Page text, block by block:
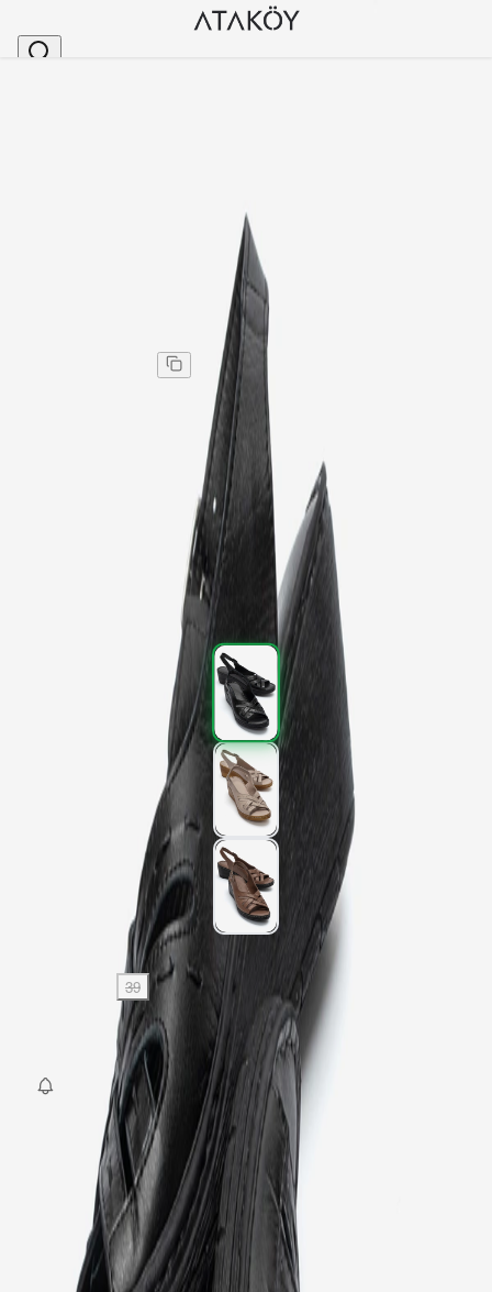
Kadın Hakiki Deri Rahat Anne Sandalet Yazlık Günlük
Kadın Hakiki Deri Rahat Anne Sandalet Yazlık Günlük
Anne Ayakkabısı Siyah
3.295,00 TL % 40
39 40
SEPETE EKLE
Fırsat Kombini Componenti Buraya Gelecek
ÜRÜN HAKKINDA